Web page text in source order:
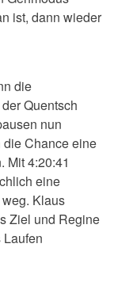
ist, dann wieder
die
Quentsch
nun
die Chance eine
Mit 4:20:41
eine
Klaus
Ziel und Regine